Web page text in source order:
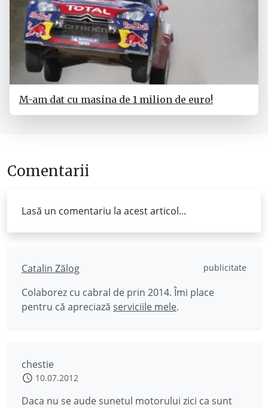
M-am dat cu masina de 1 milion de euro!
Comentarii
Lasă un comentariu la acest articol...
Catalin Zălog publicitate
Colaborez cu cabral de prin 2014. Îmi place
pentru că apreciază serviciile mele.
chestie
10.07.2012
Daca nu se aude sunetul motorului zici ca sunt